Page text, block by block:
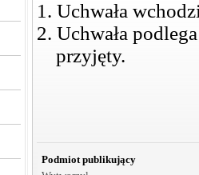
1. Uchwała
2. Uchwała
przyjęty.
Podmiot publikujący